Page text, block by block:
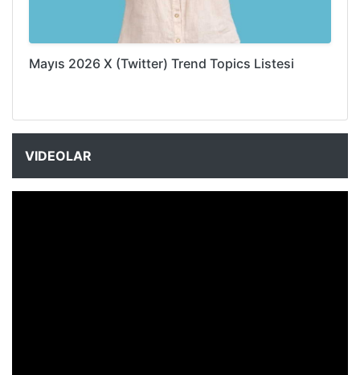
Mayıs 2026 X (Twitter) Trend Topics Listesi
VIDEOLAR